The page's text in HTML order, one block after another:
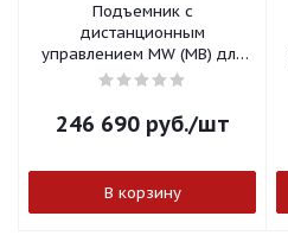
Подъемник с
дистанционным
управлением MW (МВ) для
потолочных
246 690руб./шт
В корзину